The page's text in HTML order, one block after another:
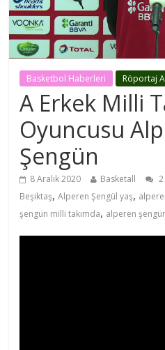
Basketbol Haberleri Röportaj
A Erkek Milli
Oyuncusu
Şengün
8 Aralık 2020 Basketall
Beşiktaş,Alperen Şengül yaş,
şengün milli takımda, alperen